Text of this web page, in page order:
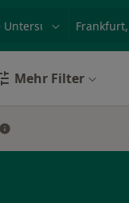
Mehr Filter